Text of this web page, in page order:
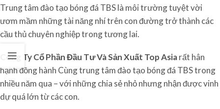
Trung tâm đào tạo bóng đá TBS là môi trường tuyệt vời
ươm mầm những tài năng nhí trên con đường trở thành các
cầu thủ chuyên nghiệp trong tương lai.
Công Ty Cổ Phần Đầu Tư Và Sản Xuất Top Asiarất hân
hạnh đồng hành Cùng trung tâm đào tạo bóng đá TBS trong
nhiều năm qua – với những chia sẻ nhỏ nhưng nhận được vinh
dự quá lớn từ các con.